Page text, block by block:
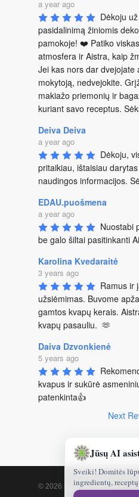
a year ago
Dėkoju
pasidalinimą žiniomis
pamokoje! ❤️ Patiko
atmosfera ir Aistra, kaip
Jei kas nors dar dvejojate
mokytoją, nedvejokite.
makiažo priemonių ir
kuriant savo receptus.
Deiva Deiva
a year ago
Dėkoju,
pritaikiau, ištaisiau
naudingos informacijos.
EDAU.puošmena
a year ago
Nuostabi
be galo šiltai pasitinkanti
Karolina Kvedaraitė
3 years ago
Ramus ir
užsiėmimas. Buvome
gamtos kvapų kerais.
kvapų pasauliu.  🫶
Daiva Dzvonkienė
5 years ago
kvapus ir sukūrė
patenkinta👍
Next
© 2026 Gamtoskvapai.lt.
Jūsų AI
Sveiki! Domitės
ingredientų,